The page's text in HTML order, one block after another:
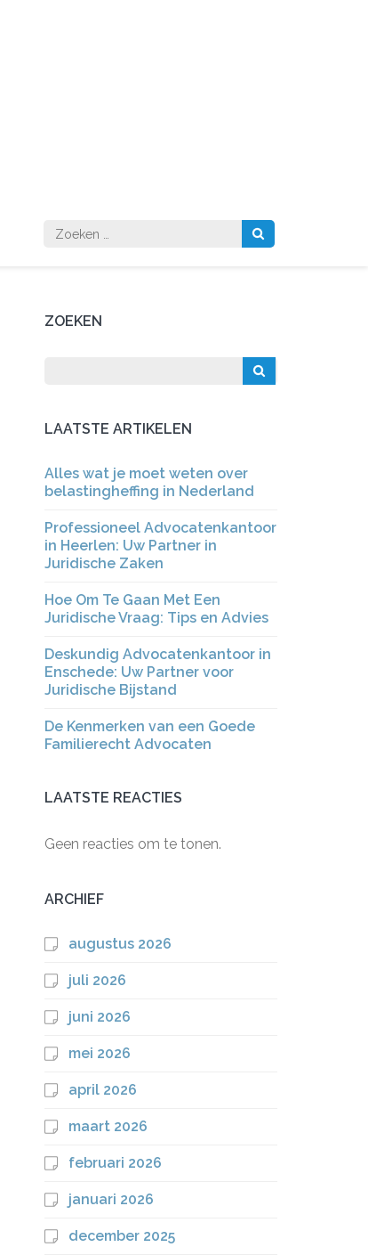
Zoeken
naar:
ZOEKEN
LAATSTE ARTIKELEN
Alles wat je moet weten over
belastingheffing in Nederland
Professioneel Advocatenkantoor
in Heerlen: Uw Partner in
Juridische Zaken
Hoe Om Te Gaan Met Een
Juridische Vraag: Tips en Advies
Deskundig Advocatenkantoor in
Enschede: Uw Partner voor
Juridische Bijstand
De Kenmerken van een Goede
Familierecht Advocaten
LAATSTE REACTIES
Geen reacties om te tonen.
ARCHIEF
augustus 2026
juli 2026
juni 2026
mei 2026
april 2026
maart 2026
februari 2026
januari 2026
december 2025